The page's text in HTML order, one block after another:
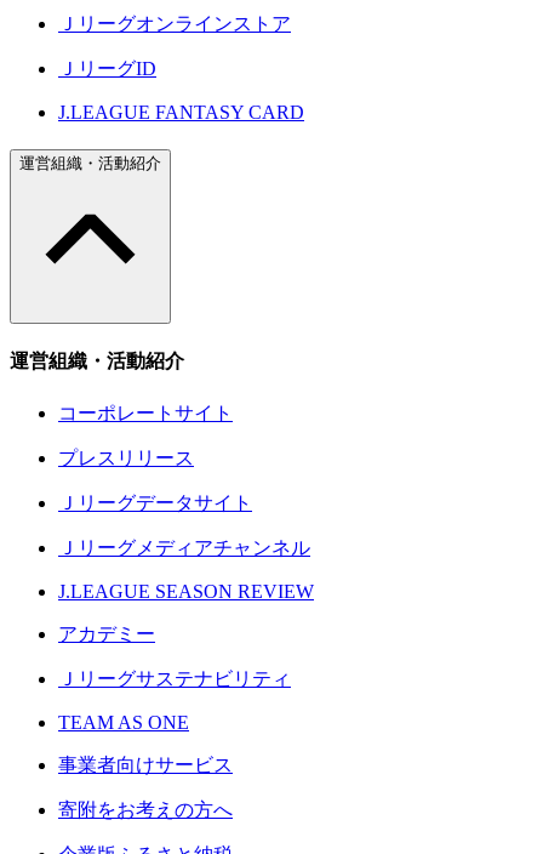
Ｊリーグオンラインストア
ＪリーグID
J.LEAGUE FANTASY CARD
運営組織・活動紹介
運営組織・活動紹介
コーポレートサイト
プレスリリース
Ｊリーグデータサイト
Ｊリーグメディアチャンネル
J.LEAGUE SEASON REVIEW
アカデミー
Ｊリーグサステナビリティ
TEAM AS ONE
事業者向けサービス
寄附をお考えの方へ